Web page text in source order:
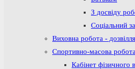
З досвіду
Соціальний
Виховна робота - дозвілля
Спортивно-масова робота
Кабінет фізичного